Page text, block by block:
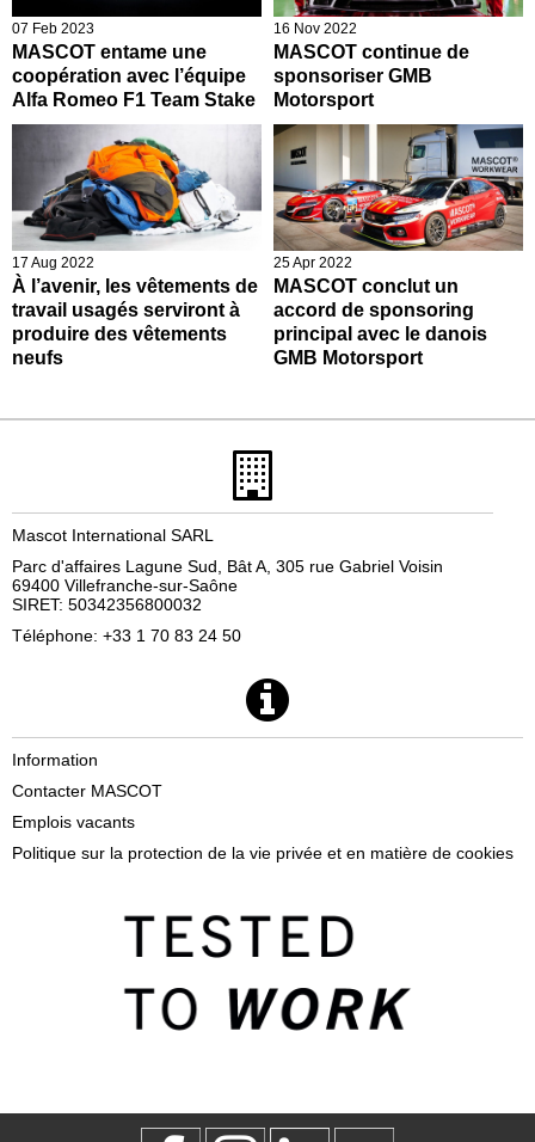
07 Feb 2023
MASCOT entame une
coopération avec l’équipe
Alfa Romeo F1 Team Stake
16 Nov 2022
MASCOT continue de
sponsoriser GMB
Motorsport
17 Aug 2022
À l’avenir, les vêtements de
travail usagés serviront à
produire des vêtements
neufs
25 Apr 2022
MASCOT conclut un
accord de sponsoring
principal avec le danois
GMB Motorsport
Mascot International SARL
Parc d'affaires Lagune Sud, Bât A, 305 rue Gabriel Voisin
69400 Villefranche-sur-Saône
SIRET: 50342356800032
Téléphone: +33 1 70 83 24 50
Information
Contacter MASCOT
Emplois vacants
Politique sur la protection de la vie privée et en matière de cookies